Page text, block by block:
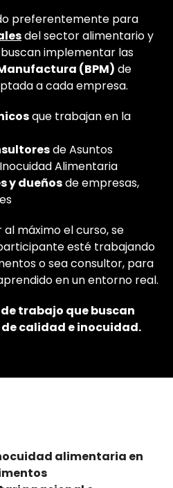
preferentemente para
del sector alimentario y
implementar las
(BPM) de
a cada empresa.
que trabajan en la
de Asuntos
Alimentaria
y dueñosde empresas,
máximo el curso, se
esté trabajando
o sea consultor, para
en un entorno real.
trabajo que buscan
calidad e inocuidad.
alimentaria en